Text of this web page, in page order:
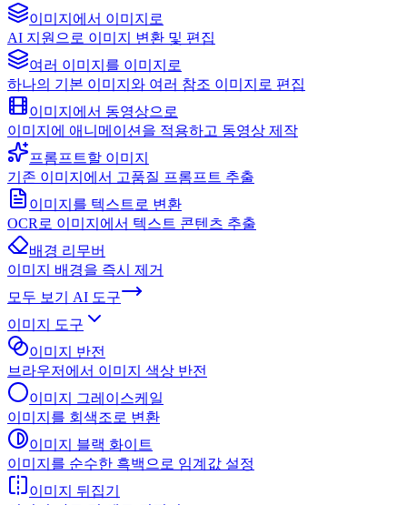
이미지에서 이미지로
AI 지원으로 이미지 변환 및 편집
여러 이미지를 이미지로
하나의 기본 이미지와 여러 참조 이미지로 편집
이미지에서 동영상으로
이미지에 애니메이션을 적용하고 동영상 제작
프롬프트할 이미지
기존 이미지에서 고품질 프롬프트 추출
이미지를 텍스트로 변환
OCR로 이미지에서 텍스트 콘텐츠 추출
배경 리무버
이미지 배경을 즉시 제거
모두 보기
AI 도구
이미지 도구
이미지 반전
브라우저에서 이미지 색상 반전
이미지 그레이스케일
이미지를 회색조로 변환
이미지 블랙 화이트
이미지를 순수한 흑백으로 임계값 설정
이미지 뒤집기